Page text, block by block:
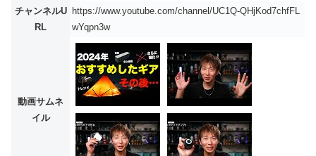
チャンネルU
RL
https://www.youtube.com/channel/UC1Q-QHjKod7chfFL
wYqpn3w
動画サムネ
イル